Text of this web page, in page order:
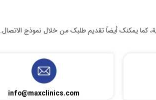
كما يمكنك أيضاً تقديم طلبك من خلال نموذج الاتصال.
info@maxclinics.com